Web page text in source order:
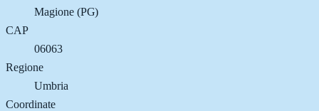
Magione(PG)
CAP
06063
Regione
Umbria
Coordinate